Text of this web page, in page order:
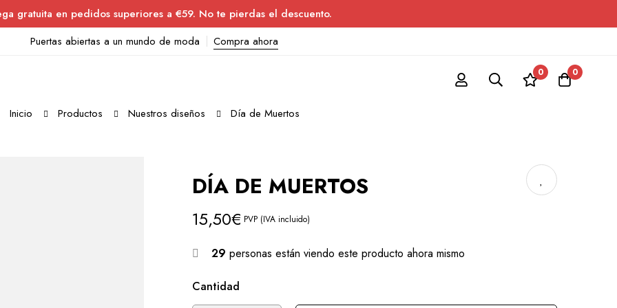
gratuita en pedidos superiores a €59. No te pierdas el descuento.
Puertas abiertas a un mundo de moda
Compra ahora
0 0
Inicio Productos Nuestros diseños Día de Muertos
DÍA DE MUERTOS
15,50€ PVP (IVA incluido)
29 personas están viendo este producto ahora mismo
Cantidad